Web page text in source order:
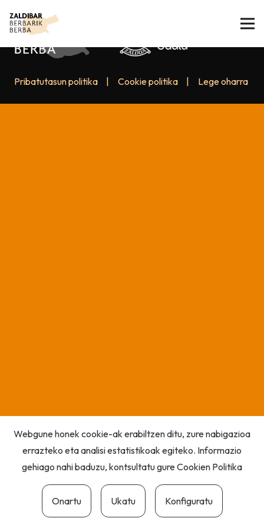
Pribatutasun politika Cookie politika Lege oharra
Webgune honek cookie-ak erabiltzen ditu, zure nabigazioa
errazteko eta analisi estatistikoak egiteko. Informazio
gehiago nahi baduzu, kontsultatu gureCookien Politika
Onartu Ukatu Konfiguratu